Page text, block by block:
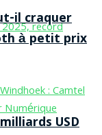
USD
il craquer
à petit prix